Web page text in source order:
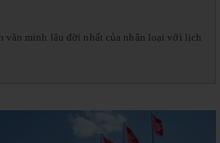
văn minh lâu đời nhất của nhân loại với lịch